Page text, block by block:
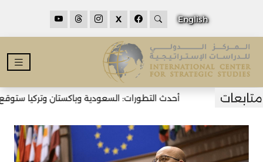
English
X
أحدث التطورات: السعودية وباكستان وتركيا ستوقع